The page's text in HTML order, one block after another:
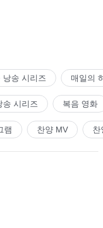
송 시리즈 매일의
시리즈 복음 영화
램 찬양 MV 찬